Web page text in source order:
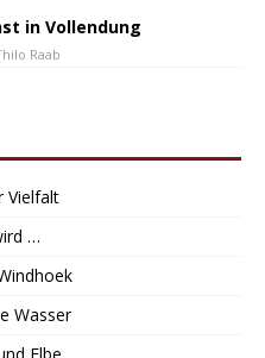
in Vollendung
Raab
Vielfalt
…
Wasser